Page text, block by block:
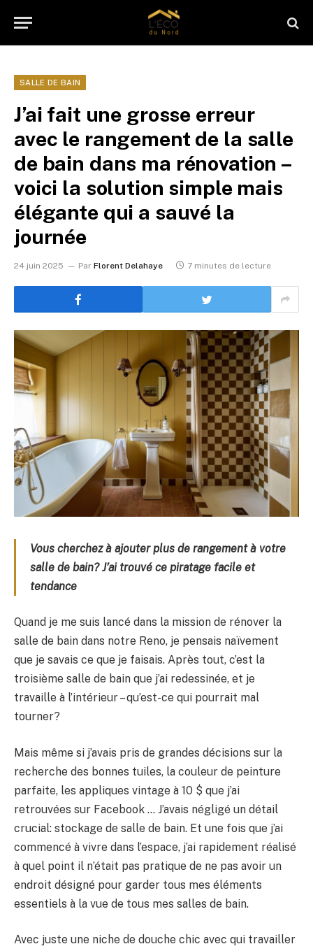
SALLE DE BAIN
J’ai fait une grosse erreur
avec le rangement de la salle
de bain dans ma rénovation –
voici la solution simple mais
élégante qui a sauvé la
journée
24 juin 2025 Par Florent Delahaye 7 minutes de lecture
Vous cherchez à ajouter plus de rangement à votre
salle de bain? J’ai trouvé ce piratage facile et
tendance
Quand je me suis lancé dans la mission de rénover la
salle de bain dans notre Reno, je pensais naïvement
que je savais ce que je faisais. Après tout, c’est la
troisième salle de bain que j’ai redessinée, et je
travaille à l’intérieur – qu’est-ce qui pourrait mal
tourner?
Mais même si j’avais pris de grandes décisions sur la
recherche des bonnes tuiles, la couleur de peinture
parfaite, les appliques vintage à 10 $ que j’ai
retrouvées sur Facebook … J’avais négligé un détail
crucial: stockage de salle de bain. Et une fois que j’ai
commencé à vivre dans l’espace, j’ai rapidement réalisé
à quel point il n’était pas pratique de ne pas avoir un
endroit désigné pour garder tous mes éléments
essentiels à la vue de tous mes salles de bain.
Avec juste une niche de douche chic avec qui travailler